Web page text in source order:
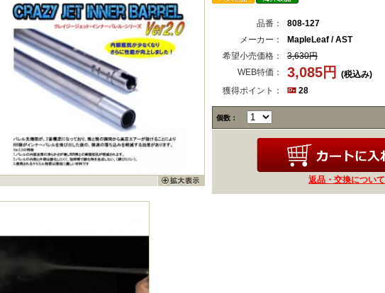
品番：
808-127
メーカー：
MapleLeaf / AST
希望小売価格：
3,630円
WEB特価：
3,085円
(税込み)
獲得ポイント：
28
個数：
返品・交換について